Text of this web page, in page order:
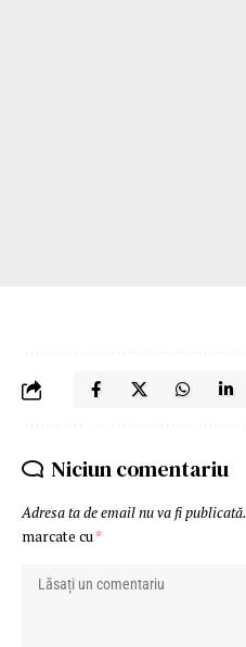
Niciun comentariu
Adresa ta de email nu va fi publicată.
marcate cu *